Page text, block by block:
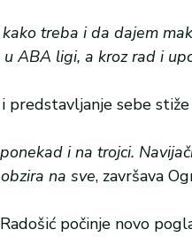
treba i da dajem
ABA ligi, a kroz rad i
predstavljanje sebe
i na trojci.
na sve, završava
počinje novo